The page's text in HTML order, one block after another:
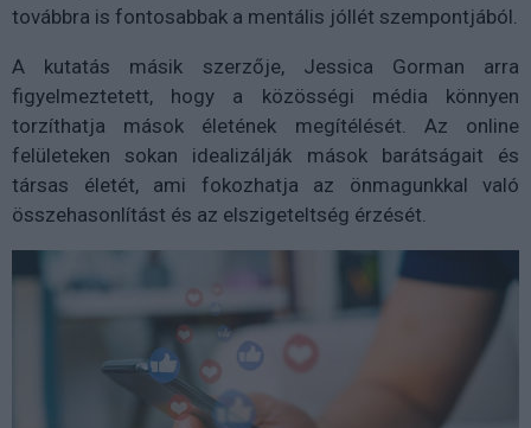
továbbra is fontosabbak a mentális jóllét szempontjából.
A kutatás másik szerzője, Jessica Gorman arra
figyelmeztetett, hogy a közösségi média könnyen
torzíthatja mások életének megítélését. Az online
felületeken sokan idealizálják mások barátságait és
társas életét, ami fokozhatja az önmagunkkal való
összehasonlítást és az elszigeteltség érzését.